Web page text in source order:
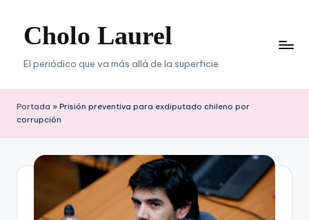
Saltar
contenido
Cholo Laurel
El periódico que va más allá de la superficie
Portada » Prisión preventiva para exdiputado chileno por
corrupción